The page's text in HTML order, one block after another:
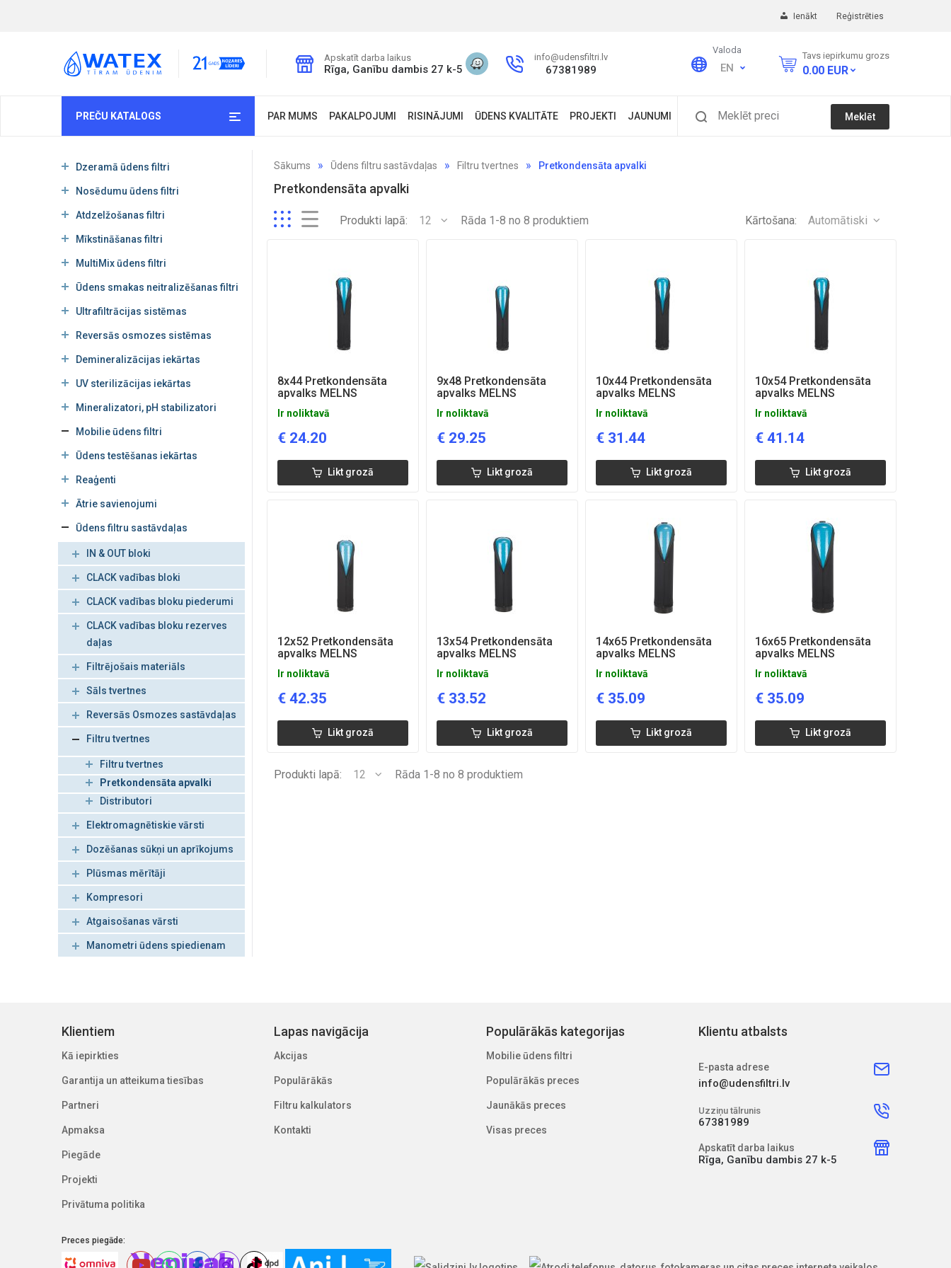
Ienākt Reģistrēties
Apskatīt darba laikus
Rīga, Ganību dambis 27 k-5
info@udensfiltri.lv
67381989
Valoda
EN
Tavs iepirkumu grozs
0.00 EUR
PREČU KATALOGS PAR MUMS PAKALPOJUMI RISINĀJUMI ŪDENS KVALITĀTE PROJEKTI JAUNUMI Meklēt preci Meklēt
Dzeramā ūdens filtri
Nosēdumu ūdens filtri
Atdzelžošanas filtri
Mīkstināšanas filtri
MultiMix ūdens filtri
Ūdens smakas neitralizēšanas filtri
Ultrafiltrācijas sistēmas
Reversās osmozes sistēmas
Demineralizācijas iekārtas
UV sterilizācijas iekārtas
Mineralizatori, pH stabilizatori
Mobilie ūdens filtri
Ūdens testēšanas iekārtas
Reaģenti
Ātrie savienojumi
Ūdens filtru sastāvdaļas
IN & OUT bloki
CLACK vadības bloki
CLACK vadības bloku piederumi
CLACK vadības bloku rezerves
daļas
Filtrējošais materiāls
Sāls tvertnes
Reversās Osmozes sastāvdaļas
Filtru tvertnes
Filtru tvertnes
Pretkondensāta apvalki
Distributori
Elektromagnētiskie vārsti
Dozēšanas sūkņi un aprīkojums
Plūsmas mērītāji
Kompresori
Atgaisošanas vārsti
Manometri ūdens spiedienam
Sākums Ūdens filtru sastāvdaļas Filtru tvertnes Pretkondensāta apvalki
Pretkondensāta apvalki
Produkti lapā: 12 Rāda 1-8 no 8 produktiem Kārtošana: Automātiski
8x44 Pretkondensāta
apvalks MELNS
Ir noliktavā
€ 24.20
Likt grozā
9x48 Pretkondensāta
apvalks MELNS
Ir noliktavā
€ 29.25
Likt grozā
10x44 Pretkondensāta
apvalks MELNS
Ir noliktavā
€ 31.44
Likt grozā
10x54 Pretkondensāta
apvalks MELNS
Ir noliktavā
€ 41.14
Likt grozā
12x52 Pretkondensāta
apvalks MELNS
Ir noliktavā
€ 42.35
Likt grozā
13x54 Pretkondensāta
apvalks MELNS
Ir noliktavā
€ 33.52
Likt grozā
14x65 Pretkondensāta
apvalks MELNS
Ir noliktavā
€ 35.09
Likt grozā
16x65 Pretkondensāta
apvalks MELNS
Ir noliktavā
€ 35.09
Likt grozā
Produkti lapā: 12 Rāda 1-8 no 8 produktiem
Klientiem
Kā iepirkties
Garantija un atteikuma tiesības
Partneri
Apmaksa
Piegāde
Projekti
Privātuma politika
Lapas navigācija
Akcijas
Populārākās
Filtru kalkulators
Kontakti
Populārākās kategorijas
Mobilie ūdens filtri
Populārākās preces
Jaunākās preces
Visas preces
Klientu atbalsts
E-pasta adrese
info@udensfiltri.lv
Uzziņu tālrunis
67381989
Apskatīt darba laikus
Rīga, Ganību dambis 27 k-5
Preces piegāde: